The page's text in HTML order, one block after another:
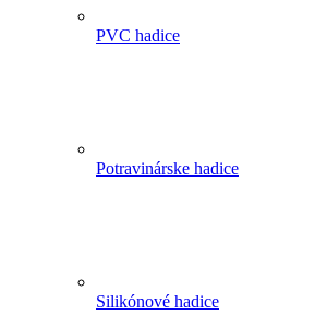
PVC hadice
Potravinárske hadice
Silikónové hadice